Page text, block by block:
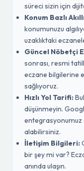
süreci sizin için
Konum Bazlı
konumunuzu
uzaklıktaki
Güncel Nöbetçi
sonrası, resmi
eczane bilgilerine
sağlıyoruz.
Hızlı Yol Tarifi:
düşünmeyin.
entegrasyonumuz
alabilirsiniz.
İletişim Bilgileri:
bir şey mi var?
anında ulaşın.